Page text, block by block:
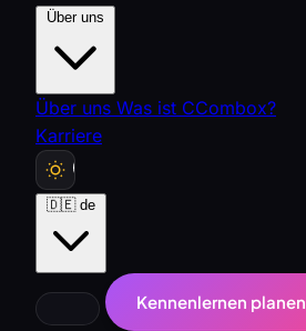
Über uns Was ist CCombox?
Karriere
🇩🇪 de
Kennenlernen planen